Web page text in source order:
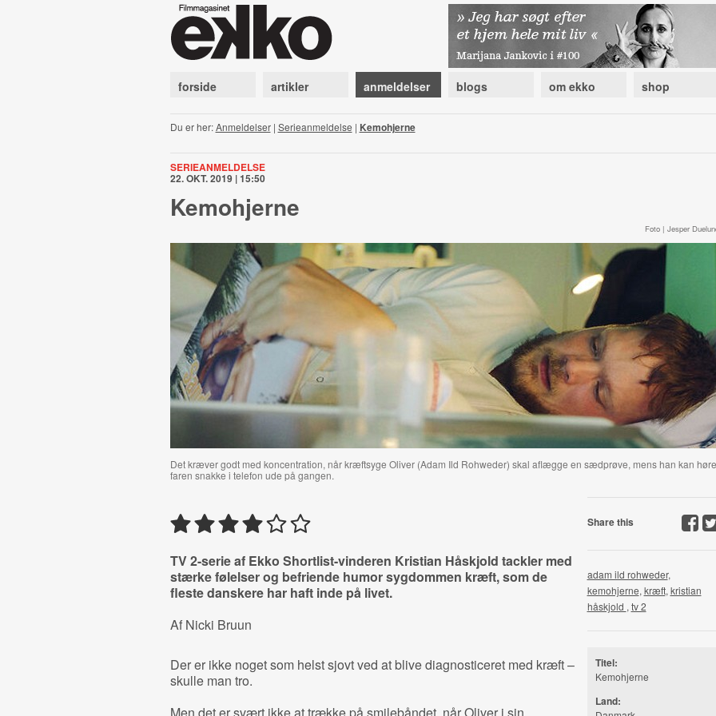
forside artikler anmeldelser blogs om ekko shop
Du er her:Anmeldelser| Serieanmeldelse | Kemohjerne
SERIEANMELDELSE
22. OKT. 2019 | 15:50
Kemohjerne
Foto | Jesper
Det kræver godt med koncentration, når kræftsyge Oliver (Adam Ild Rohweder) skal aflægge en sædprøve, mens han kan høre
faren snakke i telefon ude på gangen.
TV 2-serie af Ekko Shortlist-vinderen Kristian Håskjold tackler med
stærke følelser og befriende humor sygdommen kræft, som de
fleste danskere har haft inde på livet.
Af Nicki Bruun
Der er ikke noget som helst sjovt ved at blive diagnosticeret med kræft –
skulle man tro.
Share this
adam ild rohweder,
kemohjerne, kræft, kristian
håskjold , tv 2
Titel:
Kemohjerne
Land: